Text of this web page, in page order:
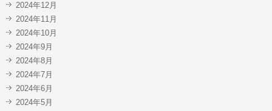
2024年12月
2024年11月
2024年10月
2024年9月
2024年8月
2024年7月
2024年6月
2024年5月